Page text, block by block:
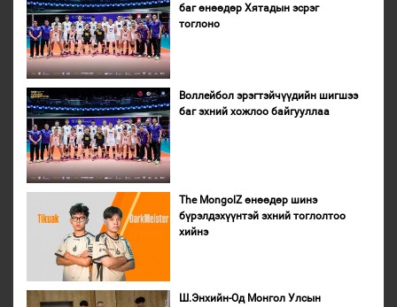
баг өнөөдөр Хятадын эсрэг
тоглоно
Воллейбол эрэгтэйчүүдийн шигшээ
баг эхний хожлоо байгууллаа
The MongolZ өнөөдөр шинэ
бүрэлдэхүүнтэй эхний тоглолтоо
хийнэ
Ш.Энхийн-Од Монгол Улсын